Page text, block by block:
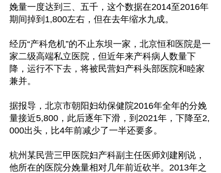
娩量一度达到三、五千，这个数据在2014至2016年
期间掉到1,800左右，但在去年缩水九成。
经历“产科危机”的不止东坝一家，北京恒和医院是一
家二级高端私立医院，但近年来产科病人数量下
降，运行不下去，将被民营妇产科头部医院和睦家
兼并。
据报导，北京市朝阳妇幼保健院2016年全年的分娩
量接近5,800，此后逐年下滑，到2021年，下降至2,
000出头，比4年前减少了一半还要多。
杭州某民营三甲医院妇产科副主任医师刘建刚说，
他所在的医院分娩量相对几年前近砍半。2013年之